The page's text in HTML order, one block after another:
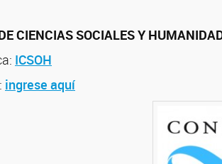
CIENCIAS SOCIALES Y
ICSOH
ingrese aquí